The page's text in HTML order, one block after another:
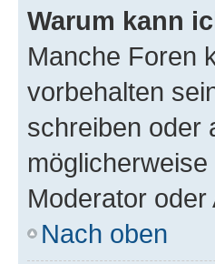
Warum kann
Manche Foren
vorbehalten
schreiben oder
Moderator
Nach oben